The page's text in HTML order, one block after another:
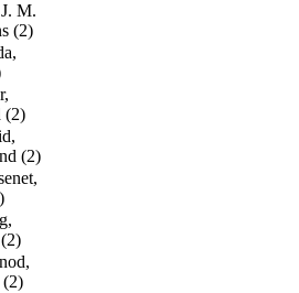
M.
(2)
(2)
(2)
(2)
(2)